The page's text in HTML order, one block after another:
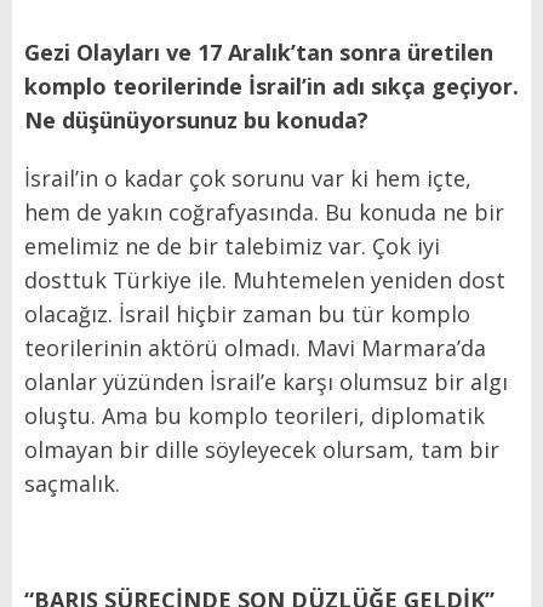
Gezi Olayları ve 17 Aralık’tan sonra üretilen
komplo teorilerinde İsrail’in adı sıkça geçiyor.
Ne düşünüyorsunuz bu konuda?
İsrail’in o kadar çok sorunu var ki hem içte,
hem de yakın coğrafyasında. Bu konuda ne bir
emelimiz ne de bir talebimiz var. Çok iyi
dosttuk Türkiye ile. Muhtemelen yeniden dost
olacağız. İsrail hiçbir zaman bu tür komplo
teorilerinin aktörü olmadı. Mavi Marmara’da
olanlar yüzünden İsrail’e karşı olumsuz bir algı
oluştu. Ama bu komplo teorileri, diplomatik
olmayan bir dille söyleyecek olursam, tam bir
saçmalık.
“BARIŞ SÜRECİNDE SON DÜZLÜĞE GELDİK”